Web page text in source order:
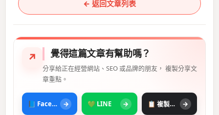
← 返回文章列表
↗ 覺得這篇文章有幫助嗎？
分享給正在經營網站、SEO 或品牌的朋友， 複製分享文
章重點。
📘 Facebook → 💚 LINE → 📋 複製摘要 →